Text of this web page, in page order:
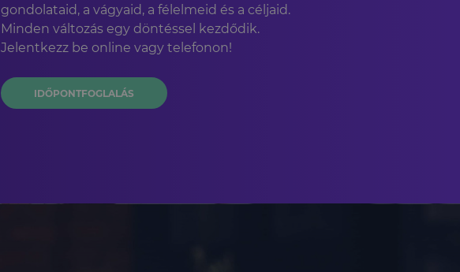
gondolataid, a vágyaid, a félelmeid és a céljaid.
Minden változás egy döntéssel kezdődik.
Jelentkezz be online vagy telefonon!
IDŐPONTFOGLALÁS